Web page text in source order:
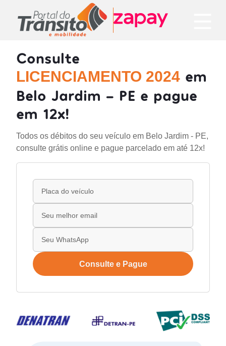
Consulte
LICENCIAMENTO 2024 em
Belo Jardim - PE e pague
em 12x!
Todos os débitos do seu veículo em Belo Jardim - PE,
consulte grátis online e pague parcelado em até 12x!
Consulte e Pague